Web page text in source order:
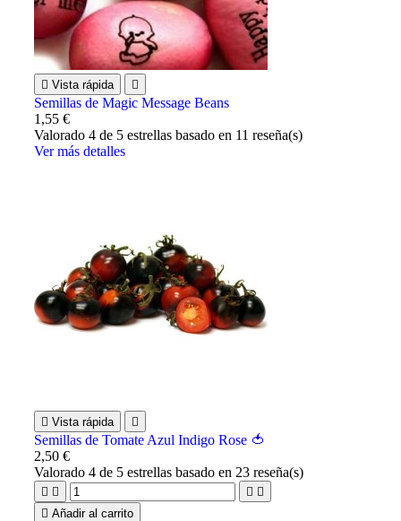
 Vista rápida 
Semillas de Magic Message Beans
1,55 €
Valorado4 de 5 estrellas basado en 11 reseña(s)
Ver más detalles
 Vista rápida 
Semillas de Tomate Azul Indigo Rose 🍅
2,50 €
Valorado4 de 5 estrellas basado en 23 reseña(s)
   
 Añadir al carrito